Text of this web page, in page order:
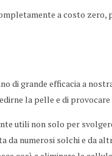
a costo
di grande efficacia a
la pelle e di
utili non solo per
numerosi solchi e da